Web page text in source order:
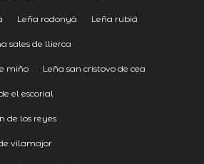
Leña rodonyà Leña rubiá
sales de llierca
miño Leña san cristovo de cea
el escorial
de los reyes
vilamajor